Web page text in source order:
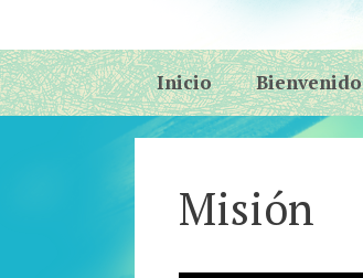
Inicio Bienvenido
Misión